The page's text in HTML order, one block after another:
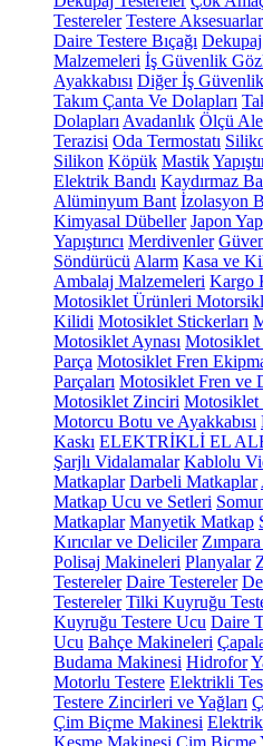
Testereler Testere
Daire Testere Bıçağı
Malzemeleri İş Güvenlik
Ayakkabısı Diğer İş
Takım Çanta Ve Dolapları
Dolapları Avadanlık Ölçü
Terazisi Oda Termostatı
Silikon Köpük Mastik
Elektrik Bandı Kaydırmaz
Alüminyum Bant İzolasyon
Kimyasal Dübeller Japon
Yapıştırıcı Merdivenler
Söndürücü Alarm Kasa ve
Ambalaj Malzemeleri Kargo
Motosiklet Ürünleri
Kilidi Motosiklet Stickerları
Motosiklet Aynası Motosiklet
Parça Motosiklet Fren
Parçaları Motosiklet Fren ve
Motosiklet Zinciri
Motorcu Botu ve Ayakkabısı
Kaskı ELEKTRİKLİ EL
Şarjlı Vidalamalar Kablolu
Matkaplar Darbeli Matkaplar
Matkap Ucu ve Setleri
Matkaplar Manyetik Matkap
Kırıcılar ve Deliciler
Polisaj Makineleri Planyalar
Testereler Daire Testereler
Testereler Tilki Kuyruğu
Kuyruğu Testere Ucu Daire
Ucu Bahçe Makineleri
Budama Makinesi Hidrofor
Motorlu Testere Elektrikli
Testere Zincirleri ve Yağları
Çim Biçme Makinesi
Kesme Makinesi Çim Biçme